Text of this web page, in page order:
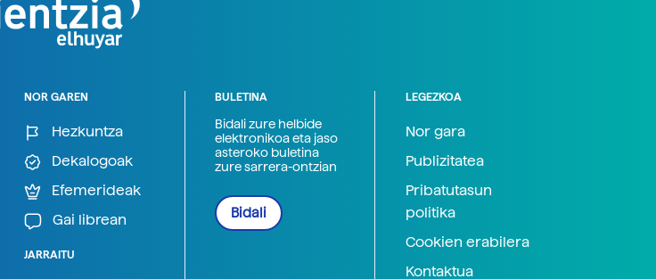
NOR GAREN
Hezkuntza
Dekalogoak
Efemerideak
Gai librean
JARRAITU
BULETINA
Bidali zure helbide
elektronikoa eta jaso
asteroko buletina
zure sarrera-ontzian
Bidali
LEGEZKOA
Nor gara
Publizitatea
Pribatutasun
politika
Cookien erabilera
Kontaktua